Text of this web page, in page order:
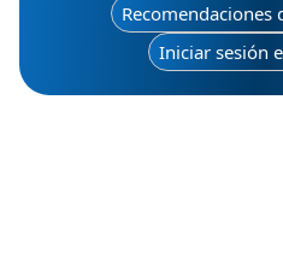
Iniciar sesión